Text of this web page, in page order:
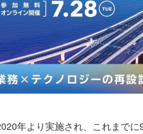
年より実施され、これまで